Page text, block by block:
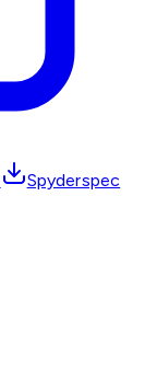
Spyderspec